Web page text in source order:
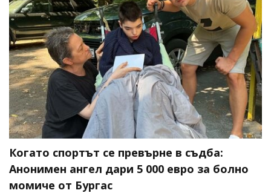
Когато спортът се превърне в съдба:
Анонимен ангел дари 5 000 евро за болно
момиче от Бургас